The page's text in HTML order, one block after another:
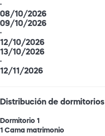
·
08/10/2026
09/10/2026
·
12/10/2026
13/10/2026
·
12/11/2026
Distribución de dormitorios
Dormitorio 1
1 Cama matrimonio